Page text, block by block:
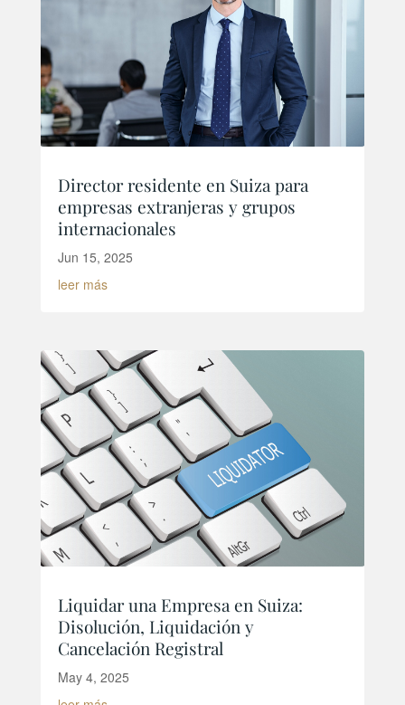
Director residente en Suiza para
empresas extranjeras y grupos
internacionales
Jun 15, 2025
leer más
Liquidar una Empresa en Suiza:
Disolución, Liquidación y
Cancelación Registral
May 4, 2025